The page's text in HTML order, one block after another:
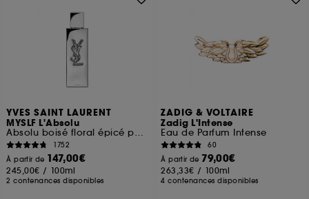
YVES SAINT LAURENT
MYSLF L'Absolu
Absolu boisé floral épicé pour homme
1752
À partir de 147,00€
245,00€ / 100ml
2 contenances disponibles
ZADIG & VOLTAIRE
Zadig L'Intense
Eau de Parfum Intense
60
À partir de 79,00€
263,33€ / 100ml
4 contenances disponibles